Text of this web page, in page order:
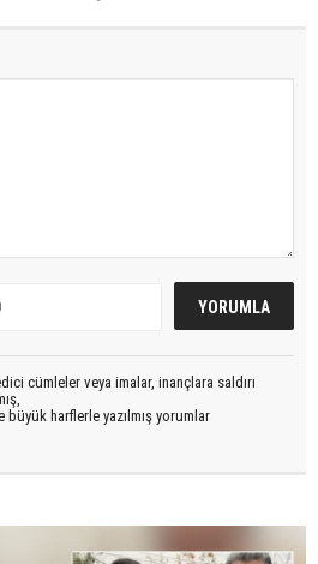
cümleler veya imalar, inançlara saldırı
harflerle yazılmış yorumlar